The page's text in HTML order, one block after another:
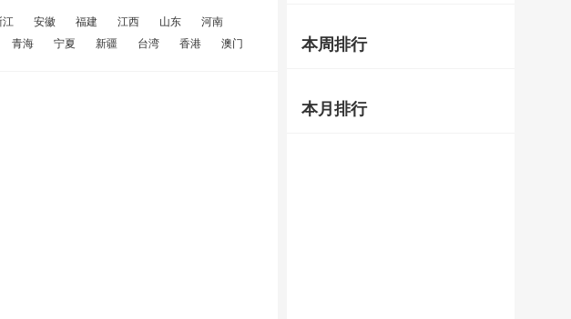
江 安徽 福建 江西 山东
河南
青海 宁夏 新疆 台湾 香港 澳门 本周排行
本月排行